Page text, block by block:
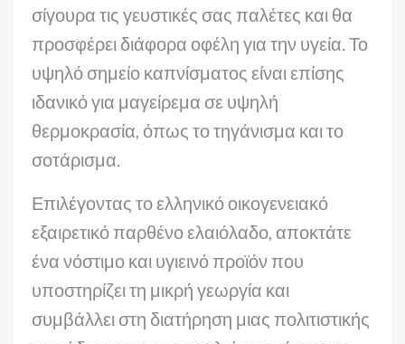
σίγουρα τις γευστικές σας παλέτες και θα
προσφέρει διάφορα οφέλη για την υγεία. Το
υψηλό σημείο καπνίσματος είναι επίσης
ιδανικό για μαγείρεμα σε υψηλή
θερμοκρασία, όπως το τηγάνισμα και το
σοτάρισμα.
Επιλέγοντας το ελληνικό οικογενειακό
εξαιρετικό παρθένο ελαιόλαδο, αποκτάτε
ένα νόστιμο και υγιεινό προϊόν που
υποστηρίζει τη μικρή γεωργία και
συμβάλλει στη διατήρηση μιας πολιτιστικής